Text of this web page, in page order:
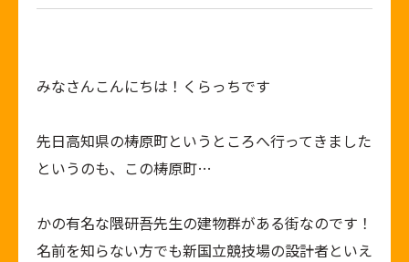
みなさんこんにちは！くらっちです
先日高知県の梼原町というところへ行ってきました
というのも、この梼原町…
かの有名な隈研吾先生の建物群がある街なのです！
名前を知らない方でも新国立競技場の設計者といえ